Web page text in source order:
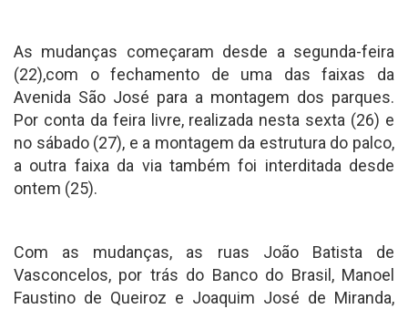
As mudanças começaram desde a segunda-feira
(22),com o fechamento de uma das faixas da
Avenida São José para a montagem dos parques.
Por conta da feira livre, realizada nesta sexta (26) e
no sábado (27), e a montagem da estrutura do palco,
a outra faixa da via também foi interditada desde
ontem (25).
Com as mudanças, as ruas João Batista de
Vasconcelos, por trás do Banco do Brasil, Manoel
Faustino de Queiroz e Joaquim José de Miranda,